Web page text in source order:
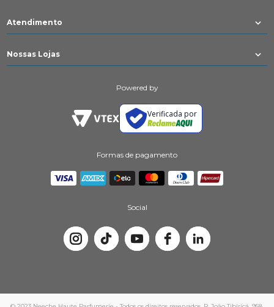
Atendimento
Nossas Lojas
Powered by
Verificada por
Formas de pagamento
Social